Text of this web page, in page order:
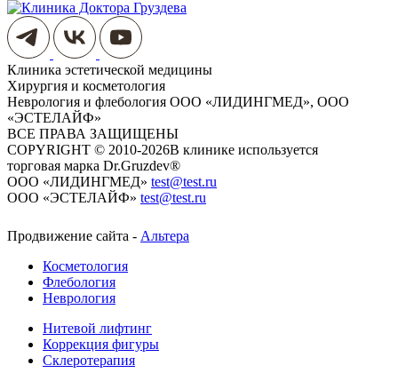
Клиника эстетической медицины
Хирургия и косметология
Неврология и флебология ООО «ЛИДИНГМЕД», ООО
«ЭСТЕЛАЙФ»
ВСЕ ПРАВА ЗАЩИЩЕНЫ
COPYRIGHT © 2010-2026​​​​​​​В клинике используется
торговая марка Dr.Gruzdev®
ООО «ЛИДИНГМЕД» test@test.ru
ООО «ЭСТЕЛАЙФ» test@test.ru
Продвижение сайта - Альтера
Косметология
Флебология
Неврология
Нитевой лифтинг
Коррекция фигуры
Склеротерапия